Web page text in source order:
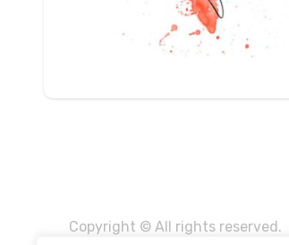
Copyright © All rights reserved.